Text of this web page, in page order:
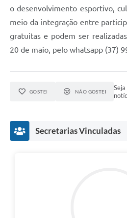
o desenvolvimento esportivo,
meio da integração entre
gratuitas e podem ser
20 de maio, pelo whatsapp (37)
GOSTEI NÃO GOSTEI
Secretarias Vinculadas